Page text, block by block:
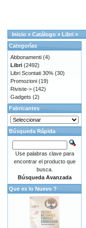
Inicio » Catálogo » Libri »
Categorías
Abbonamenti (4)
Libri (2492)
Libri Scontati 30% (30)
Promozioni (19)
Riviste-> (142)
Gadgets (2)
Fabricantes
Búsqueda Rápida
Use palabras clave para
encontrar el producto que
busca.
Búsqueda Avanzada
Que es lo Nuevo ?